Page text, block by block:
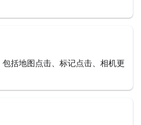
括地图点击、标记点击、相机更